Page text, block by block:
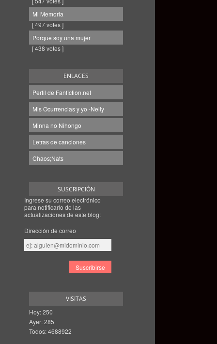
Mi Memoria
[ 497 votes ]
Porque soy una mujer
[ 438 votes ]
ENLACES
Perfil de Fanfiction.net
Mis Ocurrencias y yo -Nelly
Minna no Nihongo
Letras de canciones
Chaos;Nats
SUSCRIPCIÓN
Ingrese su correo electrónico
para notificarlo de las
actualizaciones de este blog:
Dirección de correo
Dirección
de
VISITAS
Hoy: 250
Ayer: 285
Todos: 4688922